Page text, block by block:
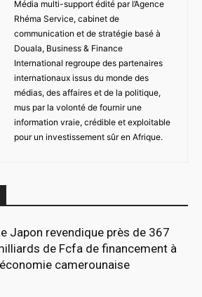
Média multi-support édité par l’Agence
Rhéma Service, cabinet de
communication et de stratégie basé à
Douala, Business & Finance
International regroupe des partenaires
internationaux issus du monde des
médias, des affaires et de la politique,
mus par la volonté de fournir une
information vraie, crédible et exploitable
pour un investissement sûr en Afrique.
Japon revendique près de 367
de Fcfa de financement à
camerounaise